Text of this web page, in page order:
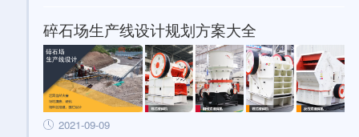
碎石场生产线设计规划方案大全
2021-09-09